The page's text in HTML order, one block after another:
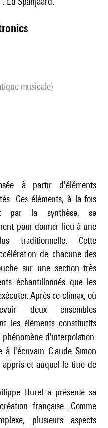
musicale)
à partir d'éléments
Ces éléments, à la fois
par la synthèse, se
pour donner lieu à une
traditionnelle. Cette
de chacune des
sur une section très
échantillonnés que les
Après ce climax, où
deux ensembles
les éléments constitutifs
d'interpolation.
à l'écrivain Claude Simon
et auquel le titre de
Hurel a présenté sa
française. Comme
plusieurs aspects